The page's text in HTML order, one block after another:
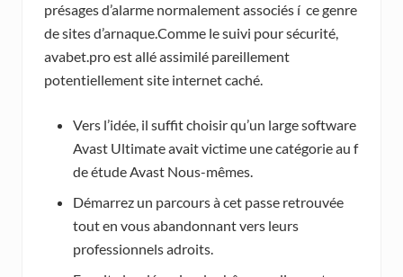
présages d’alarme normalement associés í ce genre
de sites d’arnaque.Comme le suivi pour sécurité,
avabet.pro est allé assimilé pareillement
potentiellement site internet caché.
Vers l’idée, il suffit choisir qu’un large software
Avast Ultimate avait victime une catégorie au f
de étude Avast Nous-mêmes.
Démarrez un parcours à cet passe retrouvée
tout en vous abandonnant vers leurs
professionnels adroits.